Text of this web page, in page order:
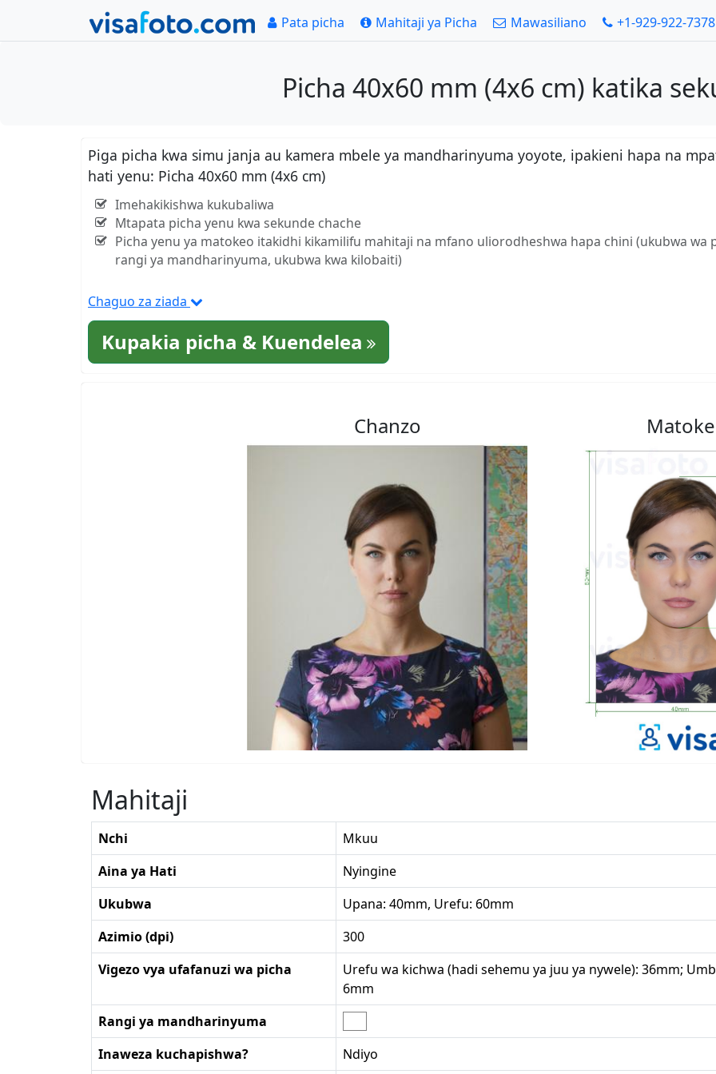
Pata picha Mahitaji ya Picha Mawasiliano +1-929-922-7378
Picha 40x60 mm (4x6 cm) katika
Piga picha kwa simu janja au kamera mbele ya mandharinyuma yoyote, ipakieni hapa na
hati yenu: Picha 40x60 mm (4x6 cm)
Imehakikishwa kukubaliwa
Mtapata picha yenu kwa sekunde chache
Picha yenu ya matokeo itakidhi kikamilifu mahitaji na mfano uliorodheshwa hapa chini (ukubwa wa
rangi ya mandharinyuma, ukubwa kwa kilobaiti)
Chaguo za ziada
Kupakia picha & Kuendelea
Chanzo
Mahitaji
Nchi
Mkuu
Aina ya Hati
Nyingine
Ukubwa
Upana: 40mm, Urefu: 60mm
Azimio (dpi)
300
Vigezo vya ufafanuzi wa picha
Urefu wa kichwa (hadi sehemu ya juu ya nywele): 36mm;
6mm
Rangi ya mandharinyuma
Inaweza kuchapishwa?
Ndiyo